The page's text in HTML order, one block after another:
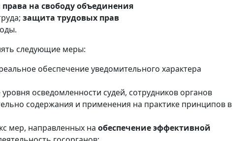
права на свободу объединения
защита трудовых прав
следующие меры:
обеспечение уведомительного характера
осведомленности судей, сотрудников органов
содержания и применения на практике принципов в
мер, направленных на обеспечение эффективной